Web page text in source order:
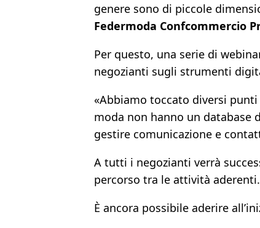
genere sono di piccole
Federmoda Confcommercio
Per questo, una serie di
negozianti sugli strumenti
«Abbiamo toccato diversi
moda non hanno un database
gestire comunicazione e
A tutti i negozianti verrà
percorso tra le attività aderenti.
È ancora possibile aderire